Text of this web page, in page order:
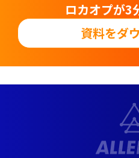
ロカオプが3
資料をダ